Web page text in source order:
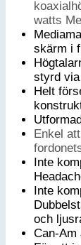
watts
skärm i
styrd via
Helt
Enkel
Inte
Inte
och
Can-Am